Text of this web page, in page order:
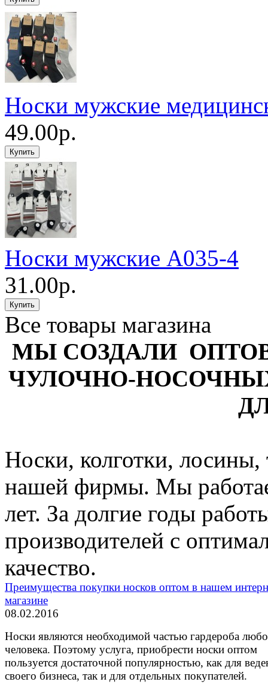
Носки мужские
49.00р.
Носки мужские A035-4
31.00р.
Все товары магазина
МЫ СОЗДАЛИ
ЧУЛОЧНО-
Носки, колготки,
нашей фирмы. Мы
лет. За долгие годы
производителей с
качество.
Преимущества покупки носков оптом в нашем
магазине
08.02.2016
Носки являются необходимой частью гардероба
человека. Поэтому услуга, приобрести носки оптом
пользуется достаточной популярностью, как для
своего бизнеса, так и для отдельных покупателей.